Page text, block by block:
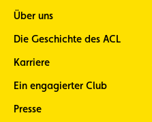
Über uns
Die Geschichte des ACL
Karriere
Ein engagierter Club
Presse